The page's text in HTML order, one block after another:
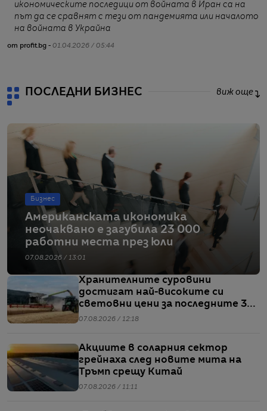
икономическите последици от войната в Иран са на
път да се сравнят с тези от пандемията или началото
на войната в Украйна
от profit.bg - 01.04.2026 / 05:44
ПОСЛЕДНИ БИЗНЕС виж още
Бизнес
Американската икономика
неочаквано е загубила 23 000
работни места през юли
07.08.2026 / 13:01
Хранителните суровини
достигат най-високите си
световни цени за последните 3
години
07.08.2026 / 12:18
Акциите в соларния сектор
грейнаха след новите мита на
Тръмп срещу Китай
07.08.2026 / 11:11